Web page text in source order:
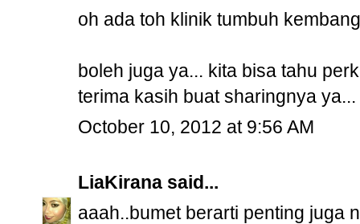
oh ada toh klinik tumbuh
boleh juga ya... kita bisa tahu
terima kasih buat sharingnya
October 10, 2012 at 9:56 AM
LiaKirana said...
aaah..bumet berarti penting juga